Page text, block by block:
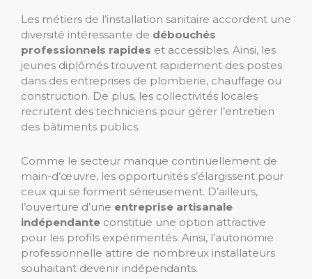
Les métiers de l’installation sanitaire accordent une
diversité intéressante de débouchés
professionnels rapides et accessibles. Ainsi, les
jeunes diplômés trouvent rapidement des postes
dans des entreprises de plomberie, chauffage ou
construction. De plus, les collectivités locales
recrutent des techniciens pour gérer l’entretien
des bâtiments publics.
Comme le secteur manque continuellement de
main-d’œuvre, les opportunités s’élargissent pour
ceux qui se forment sérieusement. D’ailleurs,
l’ouverture d’une entreprise artisanale
indépendante constitue une option attractive
pour les profils expérimentés. Ainsi, l’autonomie
professionnelle attire de nombreux installateurs
souhaitant devenir indépendants.